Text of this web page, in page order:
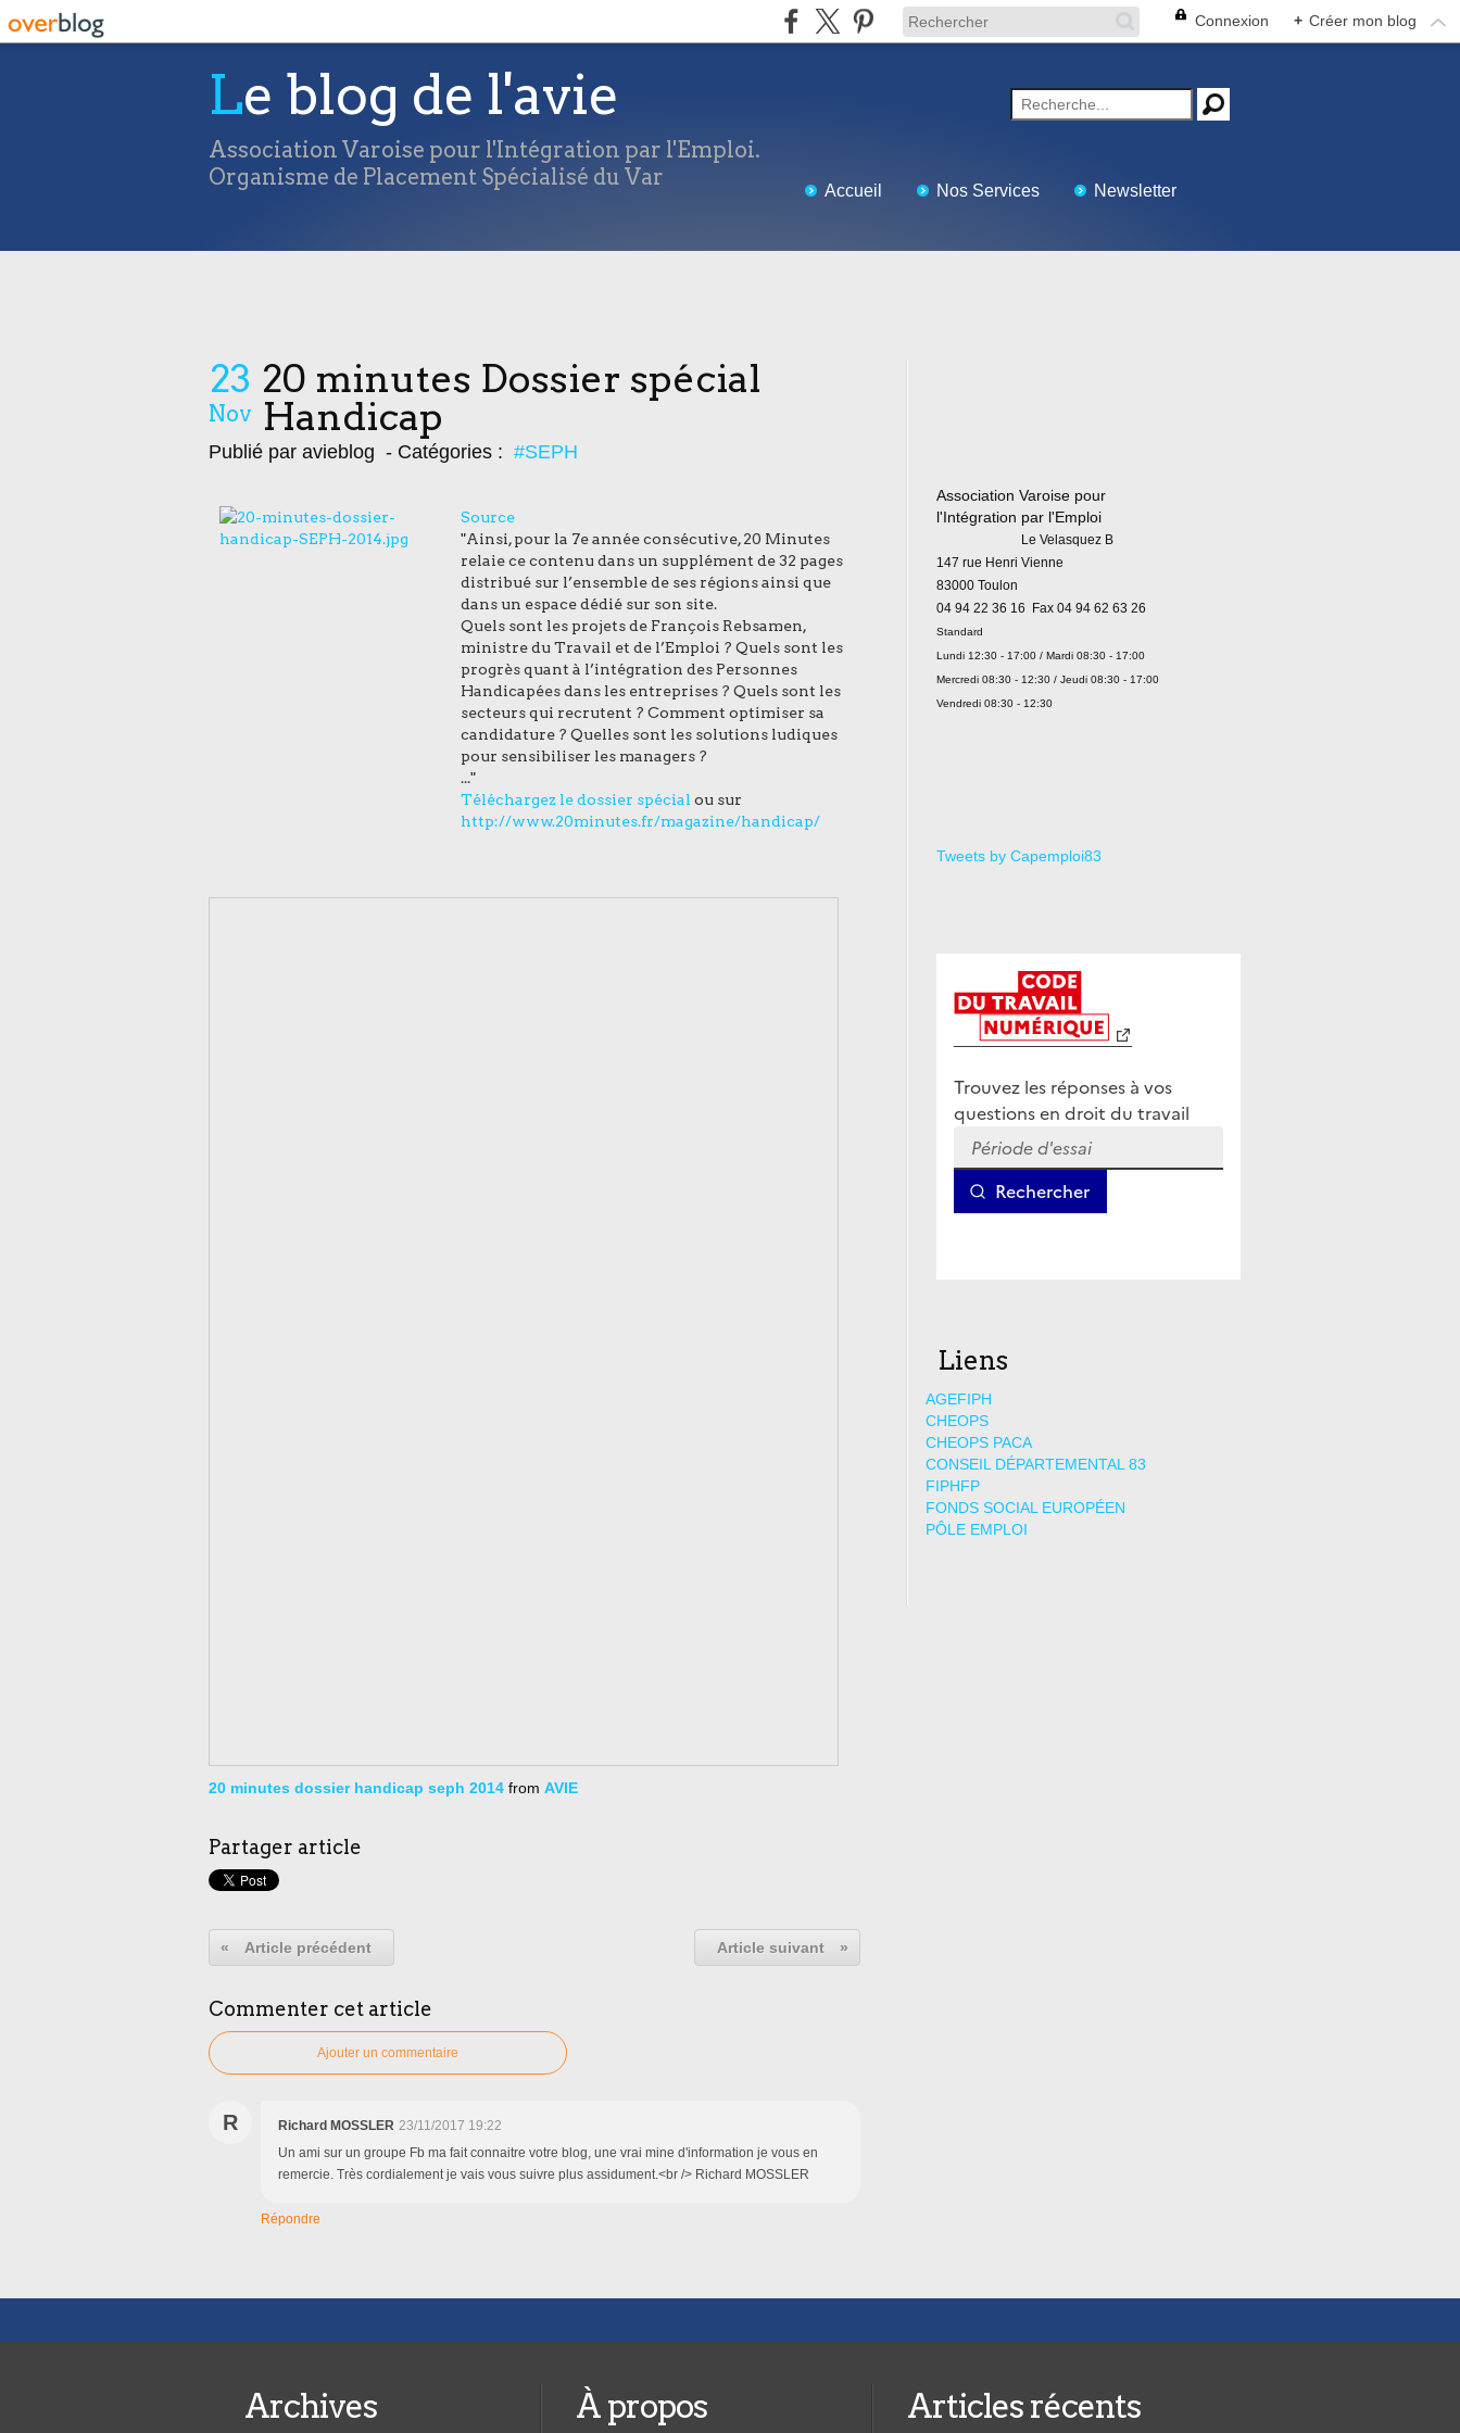
Connexion + Créer mon blog
Le blog de l'avie
Association Varoise pour l'Intégration par l'Emploi.
Organisme de Placement Spécialisé du Var
Accueil Nos Services Newsletter
23
Nov
20 minutes Dossier spécial
Handicap
Publié par avieblog - Catégories : #SEPH
Source
"Ainsi, pour la 7e année consécutive, 20 Minutes
relaie ce contenu dans un supplément de 32 pages
distribué sur l’ensemble de ses régions ainsi que
dans un espace dédié sur son site.
Quels sont les projets de François Rebsamen,
ministre du Travail et de l’Emploi ? Quels sont les
progrès quant à l’intégration des Personnes
Handicapées dans les entreprises ? Quels sont les
secteurs qui recrutent ? Comment optimiser sa
candidature ? Quelles sont les solutions ludiques
pour sensibiliser les managers ?
..."
Téléchargez le dossier spécial ou sur
http://www.20minutes.fr/magazine/handicap/
20 minutes dossier handicap seph 2014 from AVIE
Partager article
« Article précédent Article suivant »
Commenter cet article
Ajouter un commentaire
R Richard MOSSLER 23/11/2017 19:22
Un ami sur un groupe Fb ma fait connaitre votre blog, une vrai mine d'information je vous en
remercie. Très cordialement je vais vous suivre plus assidument.<br /> Richard MOSSLER
Répondre
Association Varoise pour
l'Intégration par l'Emploi
Le Velasquez B
147 rue Henri Vienne
83000 Toulon
04 94 22 36 16 Fax 04 94 62 63 26
Standard
Lundi 12:30 - 17:00 / Mardi 08:30 - 17:00
Mercredi 08:30 - 12:30 / Jeudi 08:30 - 17:00
Vendredi 08:30 - 12:30
Tweets by Capemploi83
Liens
AGEFIPH
CHEOPS
CHEOPS PACA
CONSEIL DÉPARTEMENTAL 83
FIPHFP
FONDS SOCIAL EUROPÉEN
PÔLE EMPLOI
Archives À propos Articles récents